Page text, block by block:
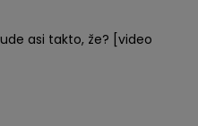
asi takto, že? [video